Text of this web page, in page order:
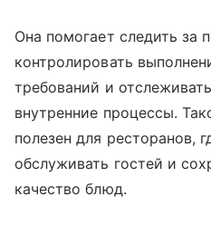
Она помогает следить за
контролировать
требований и
внутренние процессы.
полезен для ресторанов,
обслуживать гостей и
качество блюд.